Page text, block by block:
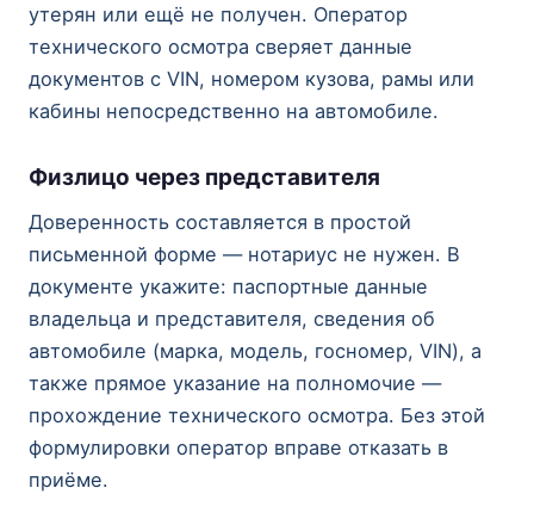
утерян или ещё не получен. Оператор
технического осмотра сверяет данные
документов с VIN, номером кузова, рамы или
кабины непосредственно на автомобиле.
Физлицо через представителя
Доверенность составляется в простой
письменной форме — нотариус не нужен. В
документе укажите: паспортные данные
владельца и представителя, сведения об
автомобиле (марка, модель, госномер, VIN), а
также прямое указание на полномочие —
прохождение технического осмотра. Без этой
формулировки оператор вправе отказать в
приёме.